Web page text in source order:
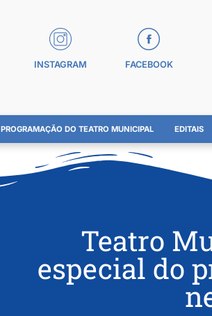
INSTAGRAM FACEBOOK
PROGRAMAÇÃO DO TEATRO MUNICIPAL EDITAIS
Teatro
especial do